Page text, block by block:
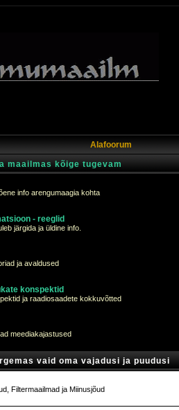
Alafoorum
maailmas kõige tugevam
info arengumaagia kohta
- reeglid
järgida ja üldine info.
ja avaldused
konspektid
ja raadiosaadete kokkuvõtted
meediakajastused
vaid oma vajadusi ja puudusi
Filtermaailmad ja Miinusjõud